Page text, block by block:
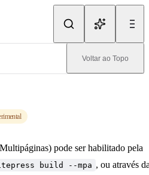
Voltar ao Topo
pode ser habilitado pela
build --mpa , ou através